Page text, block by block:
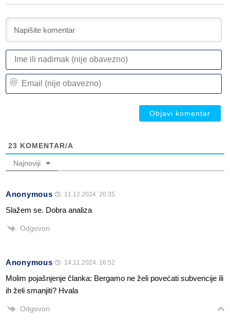
23 KOMENTAR/A
Najnoviji
Anonymous 11.12.2024. 20:35
Slažem se. Dobra analiza
Odgovori
Anonymous 14.11.2024. 16:52
Molim pojašnjenje članka: Bergamo ne želi povećati subvencije ili
ih želi smanjiti? Hvala
Odgovori